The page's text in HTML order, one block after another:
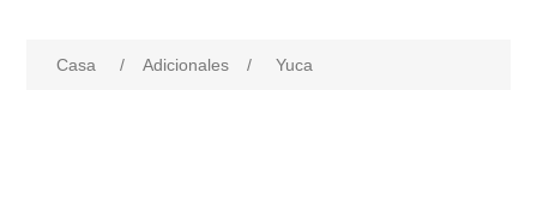
Casa / Adicionales / Yuca